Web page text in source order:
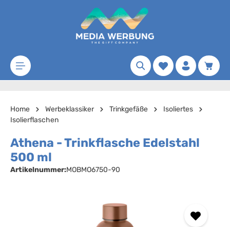
Zum Hauptinhalt springen
Merkzettel
Home Werbeklassiker Trinkgefäße
Isoliertes
Isolierflaschen
Athena - Trinkflasche Edelstahl
500 ml
Artikelnummer:MOBMO6750-90